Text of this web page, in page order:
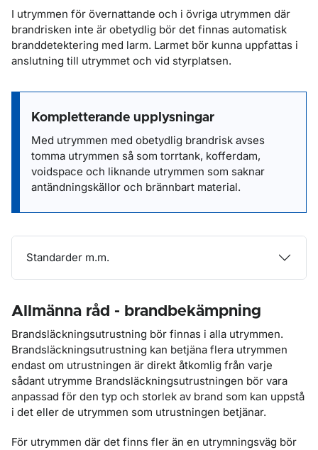
I utrymmen för övernattande och i övriga utrymmen där
brandrisken inte är obetydlig bör det finnas automatisk
branddetektering med larm. Larmet bör kunna uppfattas i
anslutning till utrymmet och vid styrplatsen.
Kompletterande upplysningar
Med utrymmen med obetydlig brandrisk avses
tomma utrymmen så som torrtank, kofferdam,
voidspace och liknande utrymmen som saknar
antändningskällor och brännbart material.
Standarder m.m.
Allmänna råd - brandbekämpning
Brandsläckningsutrustning bör finnas i alla utrymmen.
Brandsläckningsutrustning kan betjäna flera utrymmen
endast om utrustningen är direkt åtkomlig från varje
sådant utrymme Brandsläckningsutrustningen bör vara
anpassad för den typ och storlek av brand som kan uppstå
i det eller de utrymmen som utrustningen betjänar.
För utrymmen där det finns fler än en utrymningsväg bör